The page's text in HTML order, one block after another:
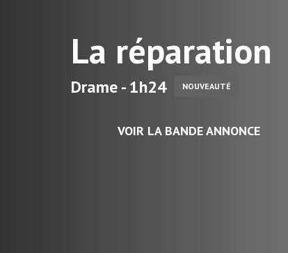
La réparation
Drame - 1h24 NOUVEAUTÉ
VOIR LA BANDE ANNONCE